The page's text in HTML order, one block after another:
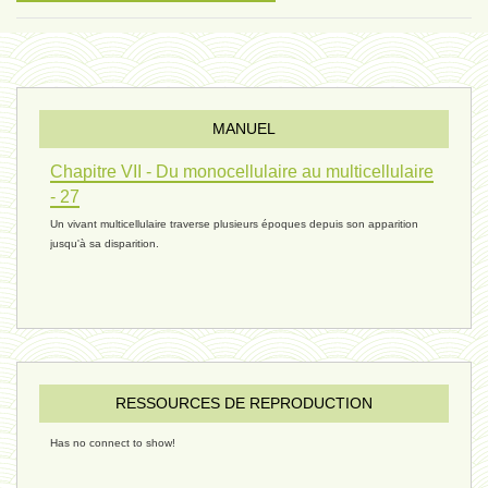
évolution 10 - 4 février 2025
réconciliations 04 - 26 janvier
réchauffement 03 - 26 janvier 2025
ressources de vie 05 - 23 décembre
MANUEL
Chapitre VII - Du monocellulaire au multicellulaire
- 27
Un vivant multicellulaire traverse plusieurs époques depuis son apparition
jusqu'à sa disparition.
RESSOURCES DE REPRODUCTION
Has no connect to show!